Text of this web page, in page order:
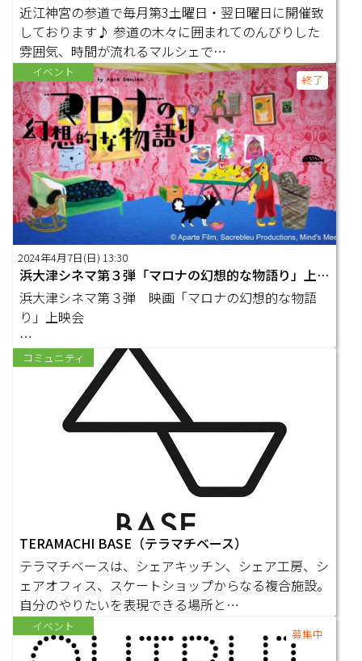
近江神宮の参道で毎月第3土曜日・翌日曜日に開催致
しております♪ 参道の木々に囲まれてのんびりした
雰囲気、時間が流れるマルシェで…
イベント
終了
2024年4月7日(日) 13:30
浜大津シネマ第３弾「マロナの幻想的な物語り」上映会（同時開催：旧大津公会堂アートフェスティバル）
浜大津シネマ第３弾 映画「マロナの幻想的な物語
り」上映会
〇日時：２０２４年４月７日㈰１３：３０～１５：０
コミュニティ
TERAMACHI BASE（テラマチベース）
テラマチベースは、シェアキッチン、シェア工房、シ
ェアオフィス、スケートショップからなる複合施設。
自分のやりたいを表現できる場所と…
イベント
募集中